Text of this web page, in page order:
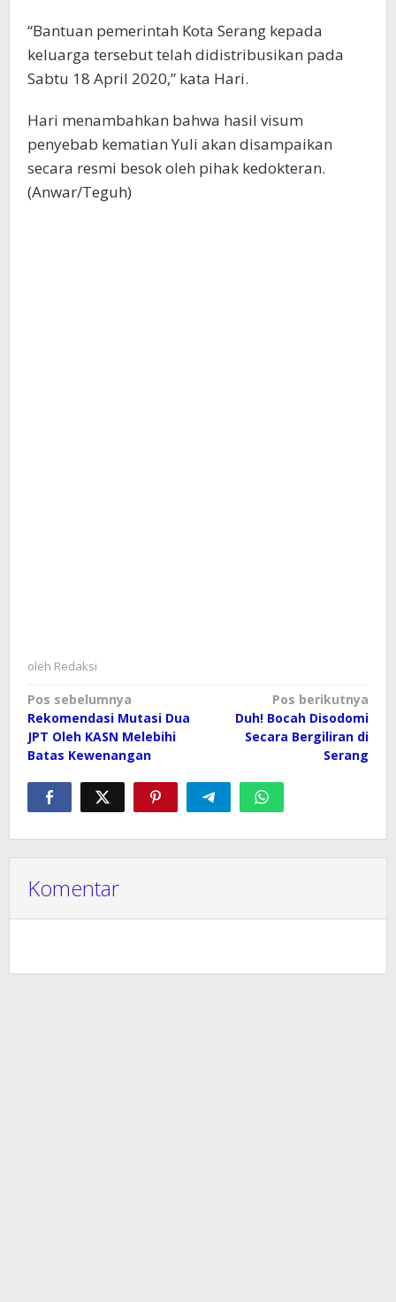
“Bantuan pemerintah Kota Serang kepada
keluarga tersebut telah didistribusikan pada
Sabtu 18 April 2020,” kata Hari.
Hari menambahkan bahwa hasil visum
penyebab kematian Yuli akan disampaikan
secara resmi besok oleh pihak kedokteran.
(Anwar/Teguh)
oleh Redaksi
Navigasi
pos
Pos sebelumnya
Rekomendasi Mutasi Dua
JPT Oleh KASN Melebihi
Batas Kewenangan
Pos berikutnya
Duh! Bocah Disodomi
Secara Bergiliran di
Serang
Komentar